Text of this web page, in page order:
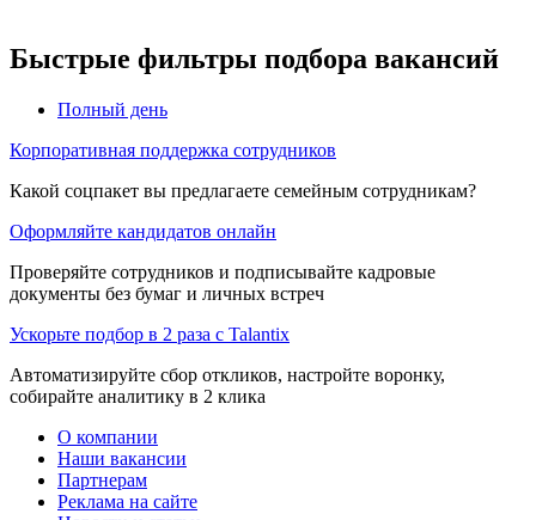
Быстрые фильтры подбора вакансий
Полный день
Корпоративная поддержка сотрудников
Какой соцпакет вы предлагаете семейным сотрудникам?
Оформляйте кандидатов онлайн
Проверяйте сотрудников и подписывайте кадровые
документы без бумаг и личных встреч
Ускорьте подбор в 2 раза с Talantix
Автоматизируйте сбор откликов, настройте воронку,
собирайте аналитику в 2 клика
О компании
Наши вакансии
Партнерам
Реклама на сайте